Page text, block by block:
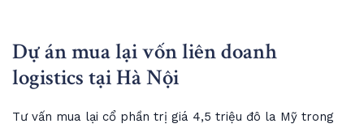
Dự án mua lại vốn liên doanh
logistics tại Hà Nội
Tư vấn mua lại cổ phần trị giá 4,5 triệu đô la Mỹ trong